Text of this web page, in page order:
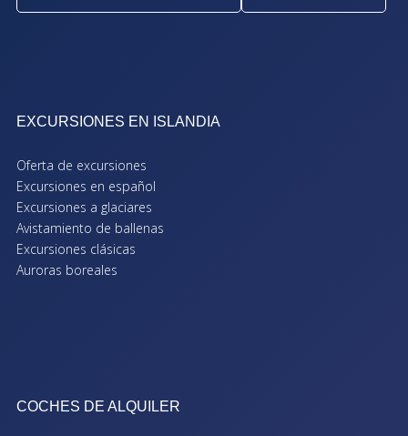
EXCURSIONES EN ISLANDIA
Oferta de excursiones
Excursiones en español
Excursiones a glaciares
Avistamiento de ballenas
Excursiones clásicas
Auroras boreales
COCHES DE ALQUILER